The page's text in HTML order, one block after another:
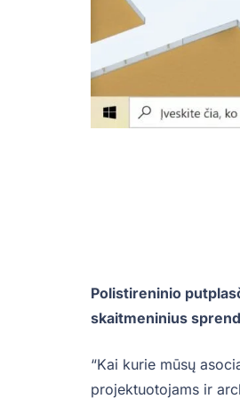
Polistireninio
skaitmeninius
“Kai kurie mūsų
projektuotojams ir